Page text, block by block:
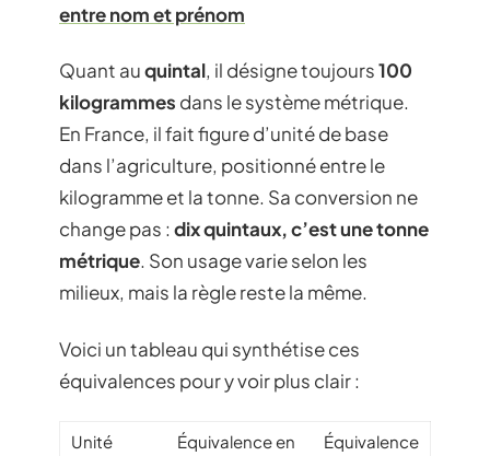
entre nom et prénom
Quant auquintal, il désigne toujours100
kilogrammes dans le système métrique.
En France, il fait figure d’unité de base
dans l’agriculture, positionné entre le
kilogramme et la tonne. Sa conversion ne
change pas : dix quintaux, c’est une tonne
métrique. Son usage varie selon les
milieux, mais la règle reste la même.
Voici un tableau qui synthétise ces
équivalences pour y voir plus clair :
Unité
Équivalence en
Équivalence